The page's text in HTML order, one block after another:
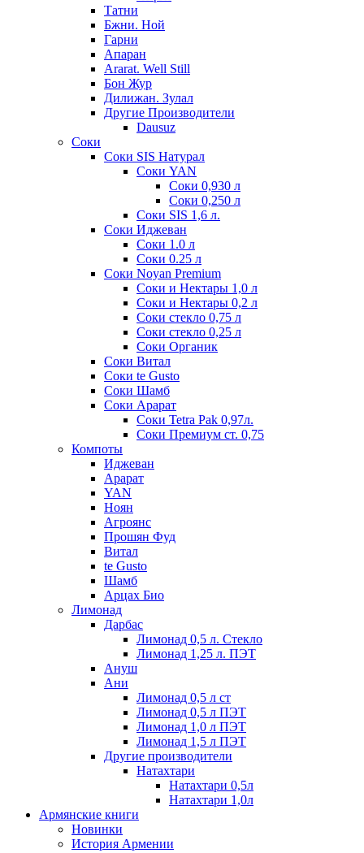
Татни
Бжни. Ной
Гарни
Апаран
Ararat. Well Still
Бон Жур
Дилижан. Зулал
Другие Производители
Dausuz
Соки
Соки SIS Натурал
Соки YAN
Соки 0,930 л
Соки 0,250 л
Соки SIS 1,6 л.
Соки Иджеван
Соки 1.0 л
Соки 0.25 л
Соки Noyan Premium
Соки и Нектары 1,0 л
Соки и Нектары 0,2 л
Соки стекло 0,75 л
Соки стекло 0,25 л
Соки Органик
Соки Витал
Соки te Gusto
Соки Шамб
Соки Арарат
Соки Tetra Pak 0,97л.
Соки Премиум ст. 0,75
Компоты
Иджеван
Арарат
YAN
Ноян
Агроянс
Прошян Фуд
Витал
te Gusto
Шамб
Арцах Био
Лимонад
Дарбас
Лимонад 0,5 л. Стекло
Лимонад 1,25 л. ПЭТ
Ануш
Ани
Лимонад 0,5 л ст
Лимонад 0,5 л ПЭТ
Лимонад 1,0 л ПЭТ
Лимонад 1,5 л ПЭТ
Другие производители
Натахтари
Натахтари 0,5л
Натахтари 1,0л
Армянские книги
Новинки
История Армении